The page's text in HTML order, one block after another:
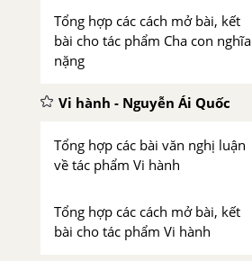
Tổng hợp các cách mở bài, kết
bài cho tác phẩm Cha con nghĩa
nặng
Vi hành - Nguyễn Ái Quốc
Tổng hợp các bài văn nghị luận
về tác phẩm Vi hành
Tổng hợp các cách mở bài, kết
bài cho tác phẩm Vi hành